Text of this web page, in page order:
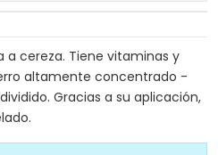
cereza. Tiene vitaminas y
altamente concentrado -
Gracias a su aplicación,